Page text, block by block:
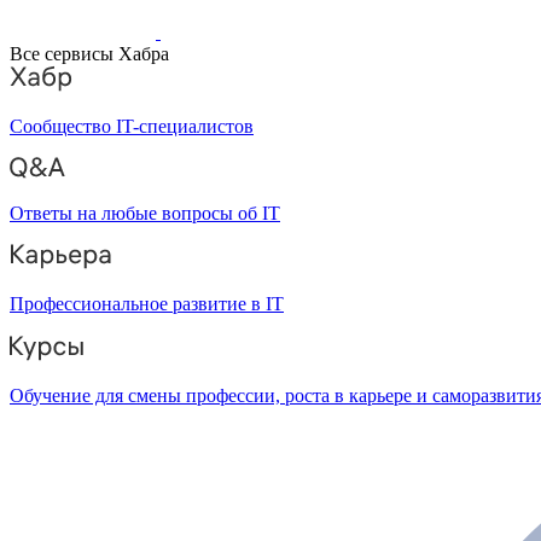
Все сервисы Хабра
Сообщество IT-специалистов
Ответы на любые вопросы об IT
Профессиональное развитие в IT
Обучение для смены профессии, роста в карьере и